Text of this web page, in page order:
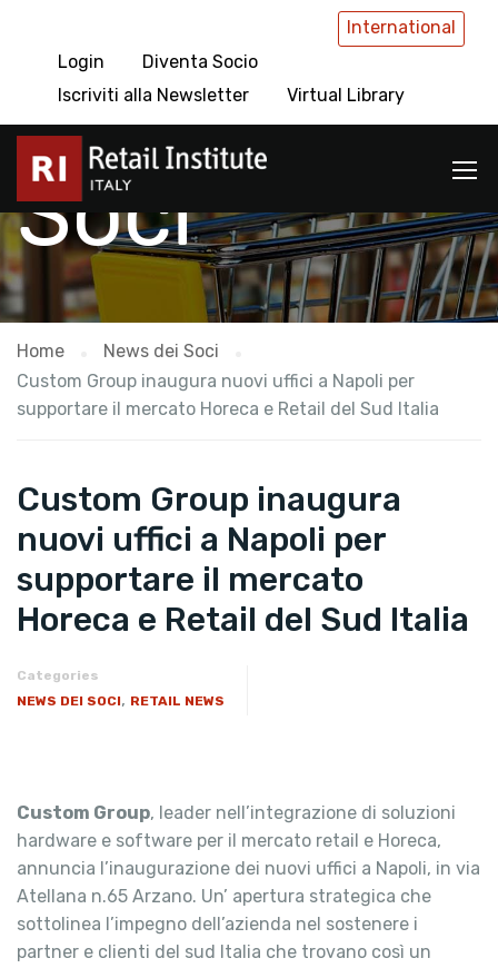
International
Login
Diventa Socio
Iscriviti alla Newsletter
Virtual Library
News dei
Soci
Home
News dei Soci
Custom Group inaugura nuovi uffici a Napoli per
supportare il mercato Horeca e Retail del Sud Italia
Custom Group inaugura
nuovi uffici a Napoli per
supportare il mercato
Horeca e Retail del Sud Italia
Categories
NEWS DEI SOCI, RETAIL NEWS
Custom Group, leader nell’integrazione di soluzioni
hardware e software per il mercato retail e Horeca,
annuncia l’inaugurazione dei nuovi uffici a Napoli, in via
Atellana n.65 Arzano. Un’ apertura strategica che
sottolinea l’impegno dell’azienda nel sostenere i
partner e clienti del sud Italia che trovano così un